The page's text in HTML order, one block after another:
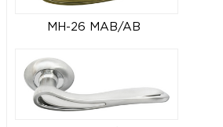
MH-26 MAB/AB